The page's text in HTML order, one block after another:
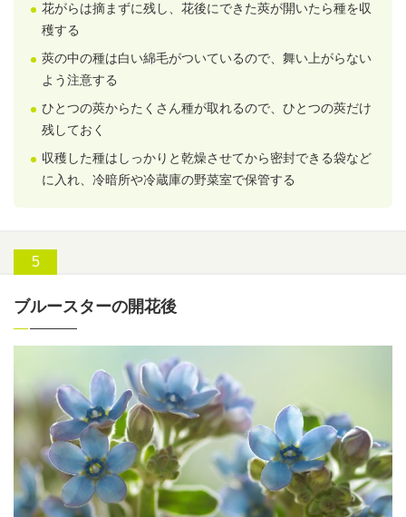
花がらは摘まずに残し、花後にできた莢が開いたら種を収
穫する
莢の中の種は白い綿毛がついているので、舞い上がらない
よう注意する
ひとつの莢からたくさん種が取れるので、ひとつの莢だけ
残しておく
収穫した種はしっかりと乾燥させてから密封できる袋など
に入れ、冷暗所や冷蔵庫の野菜室で保管する
ブルースターの開花後